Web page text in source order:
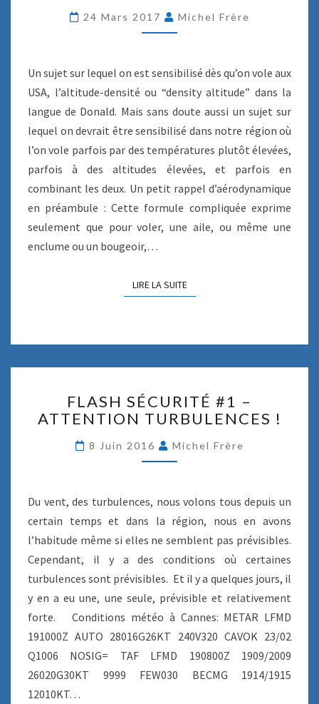
A
T
T
U
D
E
E
N
S
…
24 Mars 2017 Michel Frère
Un sujet sur lequel on est sensibilisé dès qu’on vole aux
USA, l’altitude-densité ou “density altitude” dans la
langue de Donald. Mais sans doute aussi un sujet sur
lequel on devrait être sensibilisé dans notre région où
l’on vole parfois par des températures plutôt élevées,
parfois à des altitudes élevées, et parfois en
combinant les deux. Un petit rappel d’aérodynamique
en préambule : Cette formule compliquée exprime
seulement que pour voler, une aile, ou même une
enclume ou un bougeoir,…
LIRE LA SUITELIRE LA SUITE
L
A
H
S
R
I
T
É
1
–
A
T
T
FLASH SÉCURITÉ #1 –
ATTENTION TURBULENCES !
8 Juin 2016 Michel Frère
Du vent, des turbulences, nous volons tous depuis un
certain temps et dans la région, nous en avons
l’habitude même si elles ne semblent pas prévisibles.
Cependant, il y a des conditions où certaines
turbulences sont prévisibles. Et il y a quelques jours, il
y en a eu une, une seule, prévisible et relativement
forte. Conditions météo à Cannes: METAR LFMD
191000Z AUTO 28016G26KT 240V320 CAVOK 23/02
Q1006 NOSIG= TAF LFMD 190800Z 1909/2009
26020G30KT 9999 FEW030 BECMG 1914/1915
12010KT…